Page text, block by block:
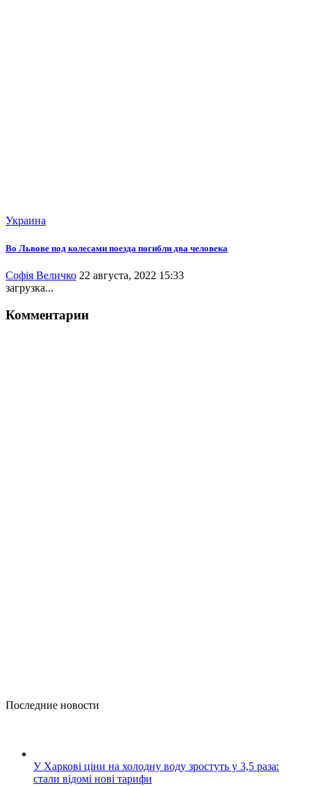
Украина
Во Львове под колесами поезда погибли два человека
Софія Величко 22 августа, 2022 15:33
загрузка...
Комментарии
Последние новости
У Харкові ціни на холодну воду зростуть у 3,5 раза:
стали відомі нові тарифи